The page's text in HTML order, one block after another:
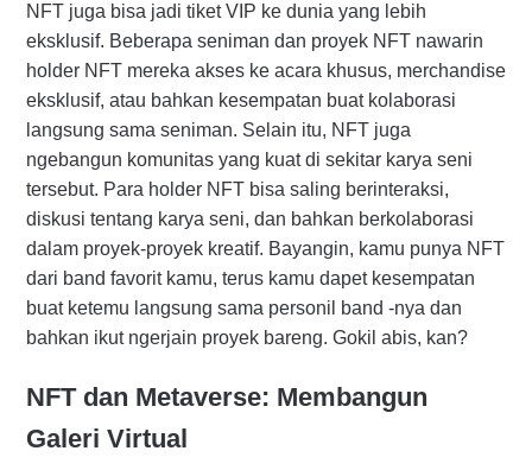
NFT juga bisa jadi tiket VIP ke dunia yang lebih
eksklusif. Beberapa seniman dan proyek NFT nawarin
holder NFT mereka akses ke acara khusus, merchandise
eksklusif, atau bahkan kesempatan buat kolaborasi
langsung sama seniman. Selain itu, NFT juga
ngebangun komunitas yang kuat di sekitar karya seni
tersebut. Para holder NFT bisa saling berinteraksi,
diskusi tentang karya seni, dan bahkan berkolaborasi
dalam proyek-proyek kreatif. Bayangin, kamu punya NFT
dari band favorit kamu, terus kamu dapet kesempatan
buat ketemu langsung sama personil band -nya dan
bahkan ikut ngerjain proyek bareng. Gokil abis, kan?
NFT dan Metaverse: Membangun
Galeri Virtual